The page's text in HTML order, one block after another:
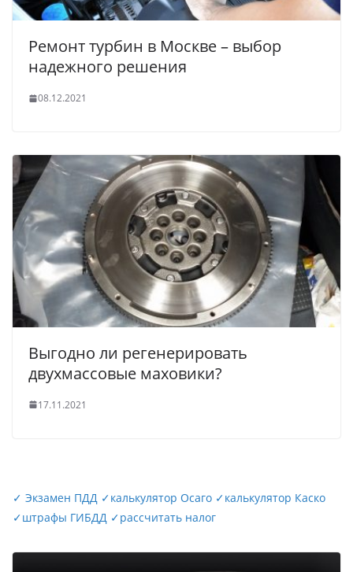
Ремонт турбин в Москве – выбор
надежного решения
08.12.2021
Выгодно ли регенерировать
двухмассовые маховики?
17.11.2021
✓ Экзамен ПДД ✓калькулятор Осаго ✓калькулятор Каско
✓штрафы ГИБДД ✓рассчитать налог